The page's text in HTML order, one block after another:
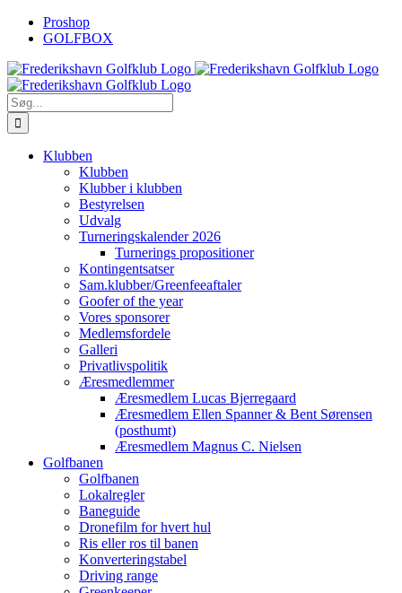
Skip
Proshop
GOLFBOX
Søg
efter:
Klubben
Klubben
Klubber i klubben
Bestyrelsen
Udvalg
Turneringskalender 2026
Turnerings propositioner
Kontingentsatser
Sam.klubber/Greenfeeaftaler
Goofer of the year
Vores sponsorer
Medlemsfordele
Galleri
Privatlivspolitik
Æresmedlemmer
Æresmedlem Lucas Bjerregaard
Æresmedlem Ellen Spanner & Bent Sørensen
(posthumt)
Æresmedlem Magnus C. Nielsen
Golfbanen
Golfbanen
Lokalregler
Baneguide
Dronefilm for hvert hul
Ris eller ros til banen
Konverteringstabel
Driving range